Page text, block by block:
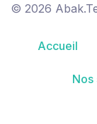
© 2026
Accueil
Nos